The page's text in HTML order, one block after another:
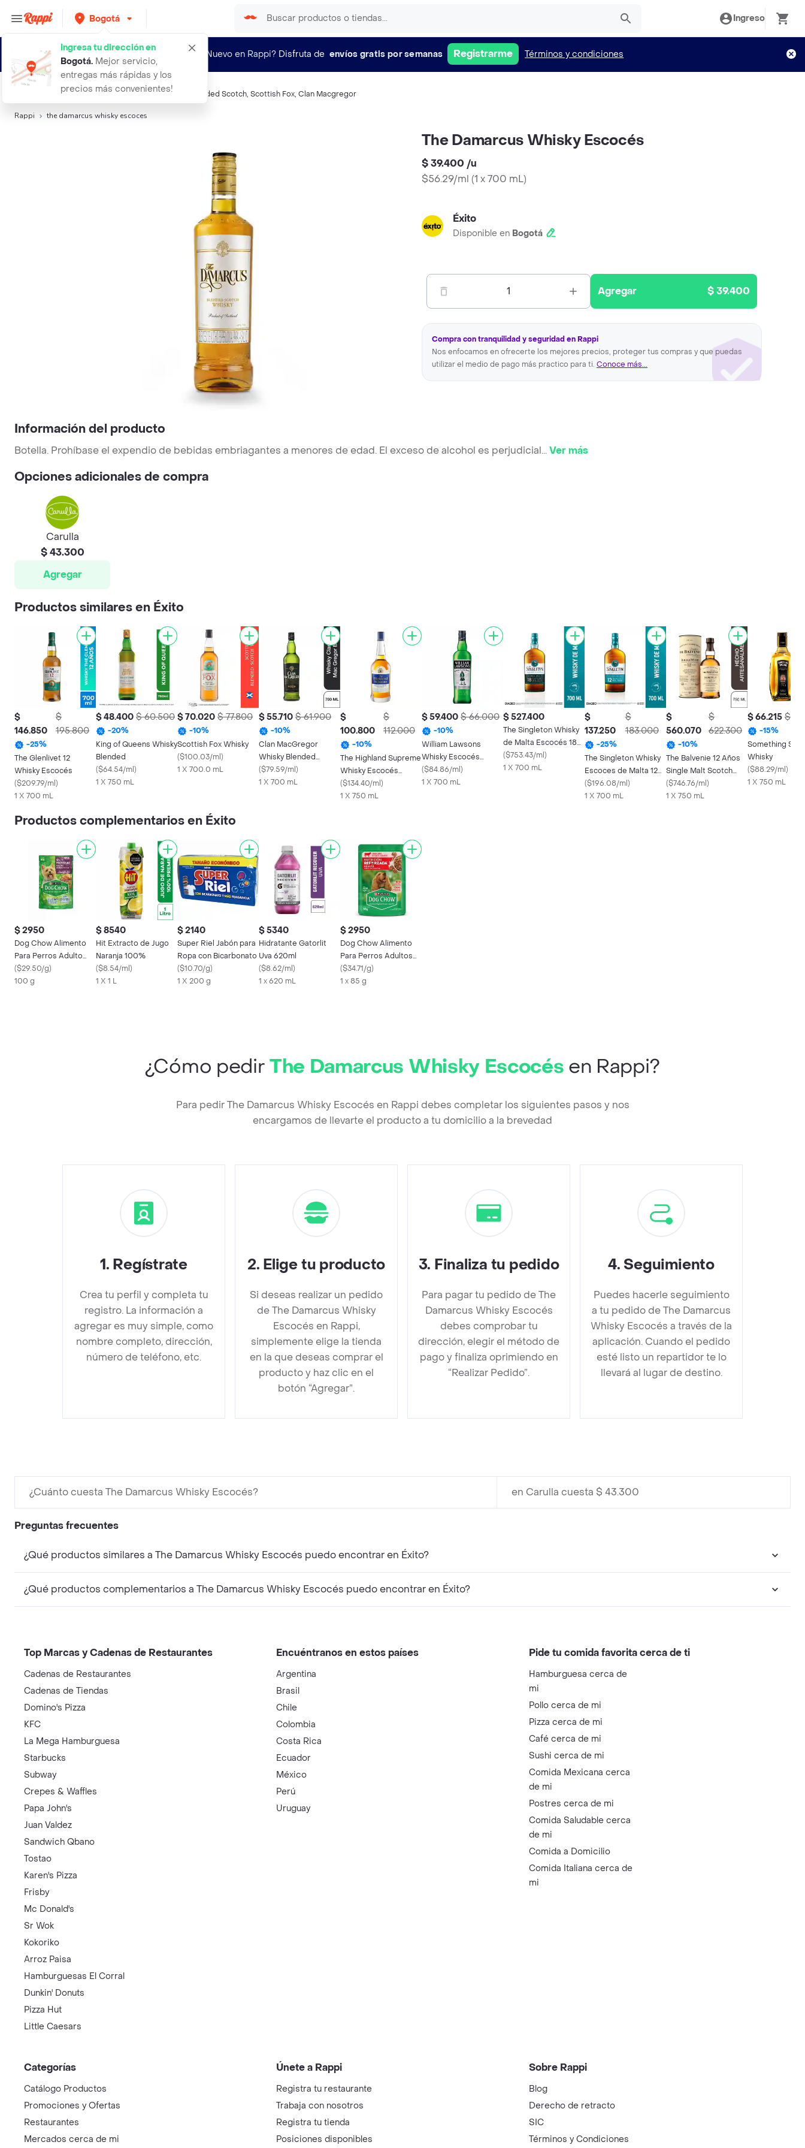
Bogotá
Ingresa tu dirección en
Bogotá. Mejor servicio,
entregas más rápidas y los
precios más convenientes!
Ingreso
¿Nuevo en Rappi? Disfruta de envíos gratis por semanas Registrarme Términos y condiciones
Búsquedas relacionadas:Whiskys,The Glenlivet Blended Scotch, Scottish Fox, Clan Macgregor
Rappi the damarcus whisky escoces
The Damarcus Whisky Escocés
$ 39.400 /u
$56.29/ml (1 x 700 mL)
Éxito
Disponible en Bogotá
1 Agregar $ 39.400
Compra con tranquilidad y seguridad en Rappi
Nos enfocamos en ofrecerte los mejores precios, proteger tus compras y que puedas
utilizar el medio de pago más practico para ti. Conoce más...
Información del producto
Botella. Prohíbase el expendio de bebidas embriagantes a menores de edad. El exceso de alcohol es perjudicial...Ver más
Opciones adicionales de compra
Carulla
$ 43.300
Agregar
Productos similares en Éxito
$
146.850
$
195.800
-25%
The Glenlivet 12
Whisky Escocés
($209.79/ml)
1 X 700 mL
$ 48.400 $ 60.500
-20%
King of Queens Whisky
Blended
($64.54/ml)
1 X 750 mL
$ 70.020 $ 77.800
-10%
Scottish Fox Whisky
($100.03/ml)
1 X 700.0 mL
$ 55.710 $ 61.900
-10%
Clan MacGregor
Whisky Blended
Scotch
($79.59/ml)
1 X 700 mL
$
100.800
$
112.000
-10%
The Highland Supreme
Whisky Escocés
Mezclado
($134.40/ml)
1 X 750 mL
$ 59.400 $ 66.000
-10%
William Lawsons
Whisky Escocés
Blended
($84.86/ml)
1 X 700 mL
$ 527.400
The Singleton Whisky
de Malta Escocés 18
Años
($753.43/ml)
1 X 700 mL
$
137.250
$
183.000
-25%
The Singleton Whisky
Escoces de Malta 12
Años
($196.08/ml)
1 X 700 mL
$
560.070
$
622.300
-10%
The Balvenie 12 Años
Single Malt Scotch
Whisky 750 Ml
($746.76/ml)
1 X 750 mL
$ 66.215 $
-15%
Something
Whisky
($88.29/ml)
1 X 750 mL
Productos complementarios en Éxito
$ 2950
Dog Chow Alimento
Para Perros Adulto
Multivitaminas
($29.50/g)
100 g
$ 8540
Hit Extracto de Jugo
Naranja 100%
($8.54/ml)
1 X 1 L
$ 2140
Super Riel Jabón para
Ropa con Bicarbonato
($10.70/g)
1 X 200 g
$ 5340
Hidratante Gatorlit
Uva 620ml
($8.62/ml)
1 x 620 mL
$ 2950
Dog Chow Alimento
Para Perros Adultos
Carne
($34.71/g)
1 x 85 g
¿Cómo pedirThe Damarcus Whisky Escocés en Rappi?
Para pedir The Damarcus Whisky Escocés en Rappi debes completar los siguientes pasos y nos
encargamos de llevarte el producto a tu domicilio a la brevedad
1. Regístrate
Crea tu perfil y completa tu
registro. La información a
agregar es muy simple, como
nombre completo, dirección,
número de teléfono, etc.
2. Elige tu producto
Si deseas realizar un pedido
de The Damarcus Whisky
Escocés en Rappi,
simplemente elige la tienda
en la que deseas comprar el
producto y haz clic en el
botón “Agregar”.
3. Finaliza tu pedido
Para pagar tu pedido de The
Damarcus Whisky Escocés
debes comprobar tu
dirección, elegir el método de
pago y finaliza oprimiendo en
“Realizar Pedido”.
4. Seguimiento
Puedes hacerle seguimiento
a tu pedido de The Damarcus
Whisky Escocés a través de la
aplicación. Cuando el pedido
esté listo un repartidor te lo
llevará al lugar de destino.
¿Cuánto cuesta The Damarcus Whisky Escocés? en Carulla cuesta $ 43.300
Preguntas frecuentes
¿Qué productos similares a The Damarcus Whisky Escocés puedo encontrar en Éxito?
¿Qué productos complementarios a The Damarcus Whisky Escocés puedo encontrar en Éxito?
Top Marcas y Cadenas de Restaurantes
Cadenas de Restaurantes
Cadenas de Tiendas
Domino's Pizza
KFC
La Mega Hamburguesa
Starbucks
Subway
Crepes & Waffles
Papa John's
Juan Valdez
Sandwich Qbano
Tostao
Karen's Pizza
Frisby
Mc Donald's
Sr Wok
Kokoriko
Arroz Paisa
Hamburguesas El Corral
Dunkin' Donuts
Pizza Hut
Little Caesars
Encuéntranos en estos países
Argentina
Brasil
Chile
Colombia
Costa Rica
Ecuador
México
Perú
Uruguay
Pide tu comida favorita cerca de ti
Hamburguesa cerca de
mi
Pollo cerca de mi
Pizza cerca de mi
Café cerca de mi
Sushi cerca de mi
Comida Mexicana cerca
de mi
Postres cerca de mi
Comida Saludable cerca
de mi
Comida a Domicilio
Comida Italiana cerca de
mi
Categorías
Catálogo Productos
Promociones y Ofertas
Restaurantes
Mercados cerca de mi
Únete a Rappi
Registra tu restaurante
Trabaja con nosotros
Registra tu tienda
Posiciones disponibles
Sobre Rappi
Blog
Derecho de retracto
SIC
Términos y Condiciones